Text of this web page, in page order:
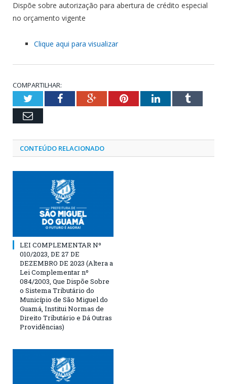
Dispõe sobre autorização para abertura de crédito especial
no orçamento vigente
Clique aqui para visualizar
COMPARTILHAR:
TwitterFacebookGoogle+PinterestLinkedInTumblr
Email
CONTEÚDO RELACIONADO
LEI COMPLEMENTAR Nº
010/2023, DE 27 DE
DEZEMBRO DE 2023 (Altera a
Lei Complementar nº
084/2003, Que Dispõe Sobre
o Sistema Tributário do
Município de São Miguel do
Guamá, Institui Normas de
Direito Tributário e Dá Outras
Providências)